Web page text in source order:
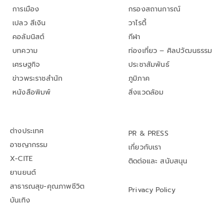
การเมือง
เปลว สีเงิน
คอลัมนิสต์
บทความ
เศรษฐกิจ
ข่าวพระราชสำนัก
หนังสือพิมพ์
กรองสถานการณ์
วาไรตี้
กีฬา
ท่องเที่ยว – ศิลปวัฒนธรรม
ประชาสัมพันธ์
ภูมิภาค
สิ่งแวดล้อม
ต่างประเทศ
อาชญากรรม
X-CITE
ยานยนต์
สาธารณสุข-คุณภาพชีวิต
บันเทิง
PR & PRESS
เกี่ยวกับเรา
ติดต่อและ สนับสนุน
Privacy Policy